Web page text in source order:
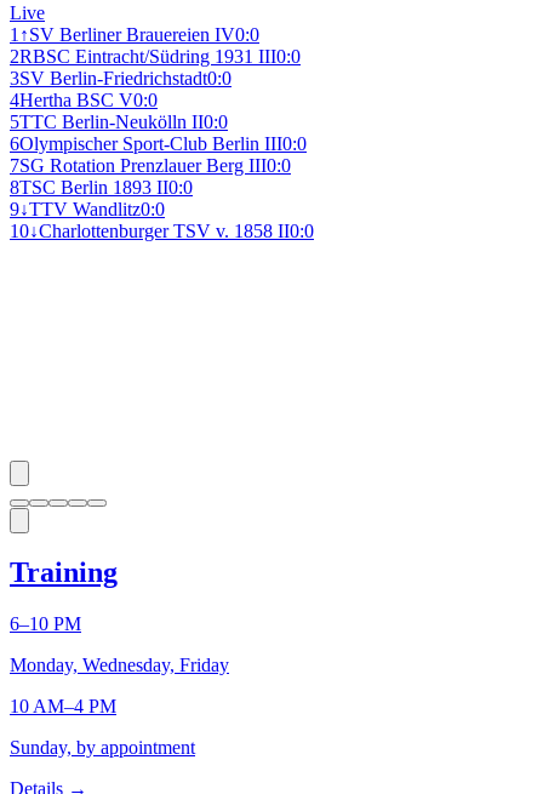
Live
1 ↑SV Berliner Brauereien IV0:0
2RBSC Eintracht/Südring 1931 III0:0
3SV Berlin-Friedrichstadt0:0
4Hertha BSC V0:0
5TTC Berlin-Neukölln II0:0
6Olympischer Sport-Club Berlin III0:0
7SG Rotation Prenzlauer Berg III0:0
8TSC Berlin 1893 II0:0
9↓TTV Wandlitz0:0
10↓Charlottenburger TSV v. 1858 II0:0
Training
6–10 PM
Monday, Wednesday, Friday
10 AM–4 PM
Sunday, by appointment
Details →